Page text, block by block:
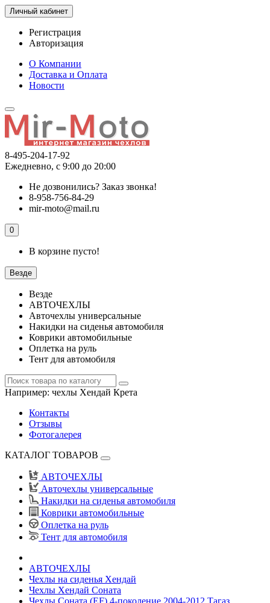
Личный кабинет
Регистрация
Авторизация
О Компании
Доставка и Оплата
Новости
8-495-204-17-92
Ежедневно, с 9:00 до 20:00
Не дозвонились? Заказ звонка!
8-958-756-84-29
mir-moto@mail.ru
0
В корзине пусто!
Везде
Везде
АВТОЧЕХЛЫ
Авточехлы универсальные
Накидки на сиденья автомобиля
Коврики автомобильные
Оплетка на руль
Тент для автомобиля
Например: чехлы Хендай Крета
Контакты
Отзывы
Фотогалерея
КАТАЛОГ ТОВАРОВ
АВТОЧЕХЛЫ
Авточехлы универсальные
Накидки на сиденья автомобиля
Коврики автомобильные
Оплетка на руль
Тент для автомобиля
АВТОЧЕХЛЫ
Чехлы на сиденья Хендай
Чехлы Хендай Соната
Чехлы Соната (EF) 4-поколение 2004-2012 Тагаз